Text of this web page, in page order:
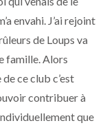
envahi. J’ai rejoint
de Loups va
famille. Alors
ce club c’est
contribuer à
que